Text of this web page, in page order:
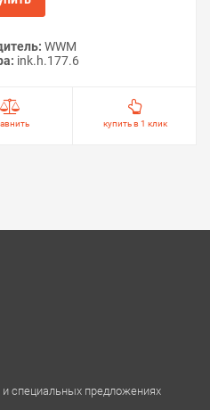
WWM
ink.h.177.6
купить в 1 клик
и специальных предложениях